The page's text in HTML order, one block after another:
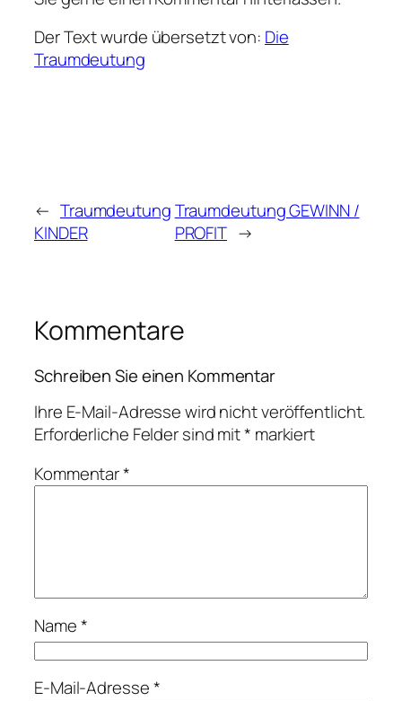
Der Text wurde übersetzt von: Die
Traumdeutung
← Traumdeutung
KINDER
Traumdeutung GEWINN /
PROFIT →
Kommentare
Schreiben Sie einen Kommentar
Ihre E-Mail-Adresse wird nicht veröffentlicht.
Erforderliche Felder sind mit* markiert
Kommentar*
Name*
E-Mail-Adresse*